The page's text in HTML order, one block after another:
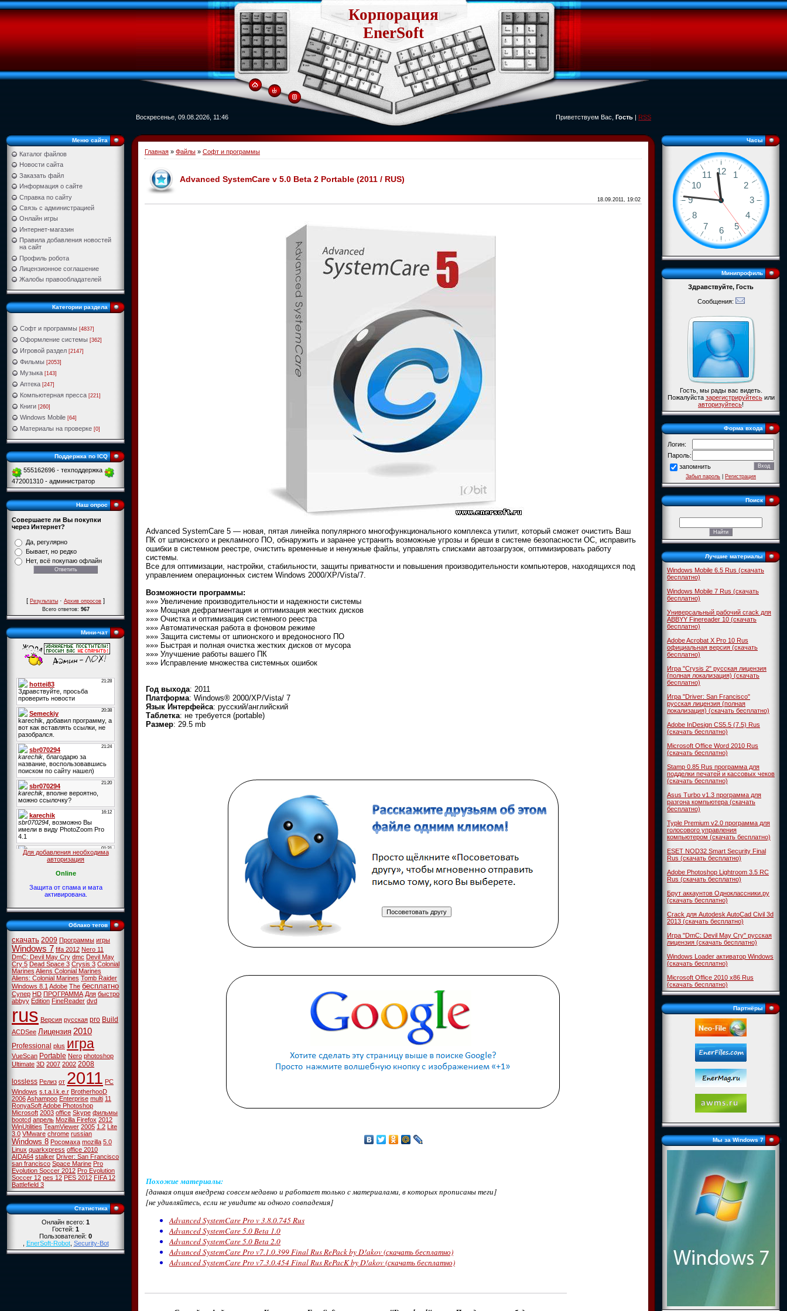
Корпорация
EnerSoft
Воскресенье, 09.08.2026, 11:46 Приветствуем Вас, Гость|RSS
Меню сайта
Каталог файлов
Новости сайта
Заказать файл
Информация о сайте
Справка по сайту
Связь с администрацией
Онлайн игры
Интернет-магазин
Правила добавления новостей
на сайт
Профиль робота
Лицензионное соглашение
Жалобы правообладателей
Категории раздела
Софт и программы [4837]
Оформление системы [362]
Игровой раздел [2147]
Фильмы [2053]
Музыка [143]
Аптека [247]
Компьютерная пресса [221]
Книги [260]
Windows Mobile [64]
Материалы на проверке [0]
Поддержка по ICQ
555162696 - техподдержка
472001310 - администратор
Наш опрос
Совершаете ли Вы покупки
через Интернет?
Да, регулярно
Бывает, но редко
Нет, всё покупаю офлайн
[Результаты·Архив опросов]
Всего ответов:967
Мини-чат
Для добавления необходима
авторизация
Online
Защита от спама и мата
активирована.
Облако тегов
скачать 2009 Программы игры
Windows 7 fifa 2012 Nero 11
DmC: Devil May Cry dmc Devil May
Cry 5 Dead Space 3 Crysis 3 Colonial
MarinesAliens Colonial Marines
Aliens: Colonial Marines Tomb Raider
Windows 8.1Adobe The бесплатно
Супер HD ПРОГРАММА Для быстро
abbyy Edition FineReader dvd
rus Версия русская pro Build
ACDSee Лицензия 2010
Professional plus игра
VueScan Portable Nero photoshop
Ultimate 3D 2007 2002 2008
lossless Релиз от 2011 PC
Windows s.t.a.l.k.e.r BrotherhooD
2006Ashampoo Enterprise multi 11
RonyaSoftAdobe Photoshop
Microsoft 2003 office Skype фильмы
bootcd апрель Mozilla Firefox 2012
WinUtilities TeamViewer 2005 1.2 Lite
3.0 VMware chrome russian
Windows 8 Росомаха mozilla 5.0
Linux quarkxpress office 2010
AIDA64 stalker Driver: San Francisco
san francisco Space Marine Pro
Evolution Soccer 2012 Pro Evolution
Soccer 12 pes 12 PES 2012 FIFA 12
Battlefield 3
Статистика
Онлайн всего:1
Гостей:1
Пользователей:0
,EnerSoft-Robot,Security-Bot
Главная » Файлы » Софт и программы
Advanced SystemCare v 5.0 Beta 2 Portable (2011 / RUS)
18.09.2011, 19:02
Advanced SystemCare 5 — новая, пятая линейка популярного многофункционального комплекса утилит, который сможет очистить Ваш
ПК от шпионского и рекламного ПО, обнаружить и заранее устранить возможные угрозы и бреши в системе безопасности ОС, исправить
ошибки в системном реестре, очистить временные и ненужные файлы, управлять списками автозагрузок, оптимизировать работу
системы.
Все для оптимизации, настройки, стабильности, защиты приватности и повышения производительности компьютеров, находящихся под
управлением операционных систем Windows 2000/XP/Vista/7.
Возможности программы:
»»» Увеличение производительности и надежности системы
»»» Мощная дефрагментация и оптимизация жестких дисков
»»» Очистка и оптимизация системного реестра
»»» Автоматическая работа в фоновом режиме
»»» Защита системы от шпионского и вредоносного ПО
»»» Быстрая и полная очистка жестких дисков от мусора
»»» Улучшение работы вашего ПК
»»» Исправление множества системных ошибок
Год выхода: 2011
Платформа: Windows® 2000/XP/Vista/ 7
Язык Интерфейса: русский/английский
Таблетка: не требуется (portable)
Размер: 29.5 mb
Похожие материалы:
[данная опция внедрена совсем недавно и работает только с материалами, в которых прописаны теги]
[не удивляйтесь, если не увидите ни одного совпадения]
Advanced SystemCare Pro v 3.8.0.745 Rus
Advanced SystemCare 5.0 Beta 1.0
Advanced SystemCare 5.0 Beta 2.0
Advanced SystemCare Pro v7.1.0.399 Final Rus RePack by D!akov (скачать бесплатно)
Advanced SystemCare Pro v7.3.0.454 Final Rus RePacK by D!akov (скачать бесплатно)
Часы
Минипрофиль
Здравствуйте, Гость
Сообщения:
Гость, мы рады вас видеть.
Пожалуйстазарегистрируйтесьили
авторизуйтесь!
Форма входа
Логин:
Пароль:
запомнить
Забыл пароль|Регистрация
Поиск
Лучшие материалы
Windows Mobile 6.5 Rus (скачать
бесплатно)
Windows Mobile 7 Rus (скачать
бесплатно)
Универсальный рабочий crack для
ABBYY Finereader 10 (скачать
бесплатно)
Adobe Acrobat X Pro 10 Rus
официальная версия (скачать
бесплатно)
Игра "Crysis 2" русская лицензия
(полная локализация) (скачать
бесплатно)
Игра "Driver: San Francisco"
русская лицензия (полная
локализация) (скачать бесплатно)
Adobe InDesign CS5.5 (7.5) Rus
(скачать бесплатно)
Microsoft Office Word 2010 Rus
(скачать бесплатно)
Stamp 0.85 Rus программа для
подделки печатей и кассовых чеков
(скачать бесплатно)
Asus Turbo v1.3 программа для
разгона компьютера (скачать
бесплатно)
Typle Premium v2.0 программа для
голосового управления
компьютером (скачать бесплатно)
ESET NOD32 Smart Security Final
Rus (скачать бесплатно)
Adobe Photoshop Lightroom 3.5 RC
Rus (скачать бесплатно)
Брут аккаунтов Одноклассники.ру
(скачать бесплатно)
Crack для Autodesk AutoCad Civil 3d
2013 (скачать бесплатно)
Игра "DmC: Devil May Cry" русская
лицензия (скачать бесплатно)
Windows Loader активатор Windows
(скачать бесплатно)
Microsoft Office 2010 x86 Rus
(скачать бесплатно)
Партнёры
Мы за Windows 7